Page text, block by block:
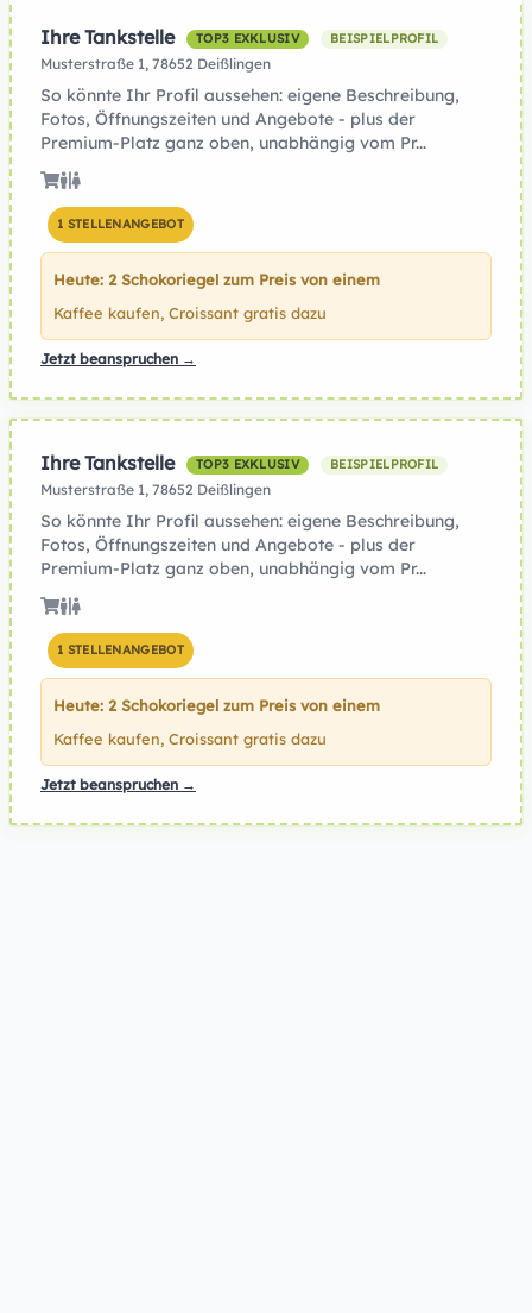
Ihre Tankstelle TOP3 EXKLUSIV BEISPIELPROFIL
Musterstraße 1, 78652 Deißlingen
So könnte Ihr Profil aussehen: eigene Beschreibung,
Fotos, Öffnungszeiten und Angebote - plus der
Premium-Platz ganz oben, unabhängig vom Pr...
1 STELLENANGEBOT
Heute: 2 Schokoriegel zum Preis von einem
Kaffee kaufen, Croissant gratis dazu
Jetzt beanspruchen →
Ihre Tankstelle TOP3 EXKLUSIV BEISPIELPROFIL
Musterstraße 1, 78652 Deißlingen
So könnte Ihr Profil aussehen: eigene Beschreibung,
Fotos, Öffnungszeiten und Angebote - plus der
Premium-Platz ganz oben, unabhängig vom Pr...
1 STELLENANGEBOT
Heute: 2 Schokoriegel zum Preis von einem
Kaffee kaufen, Croissant gratis dazu
Jetzt beanspruchen →